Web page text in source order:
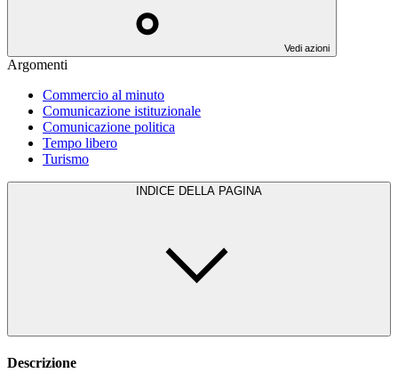
Vedi azioni
Argomenti
Commercio al minuto
Comunicazione istituzionale
Comunicazione politica
Tempo libero
Turismo
INDICE DELLA PAGINA
Descrizione